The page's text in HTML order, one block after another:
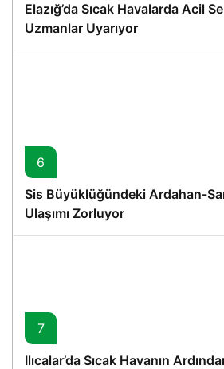
Elazığ’da Sıcak Havalarda Acil
Uzmanlar Uyarıyor
6
Sis Büyüklüğündeki Ardahan-
Ulaşımı Zorluyor
7
Ilıcalar’da Sıcak Havanın